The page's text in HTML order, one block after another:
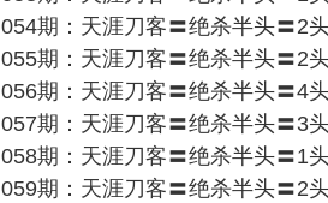
054期：天涯刀客〓绝杀半头〓2
055期：天涯刀客〓绝杀半头〓2
056期：天涯刀客〓绝杀半头〓4
057期：天涯刀客〓绝杀半头〓3
058期：天涯刀客〓绝杀半头〓1
059期：天涯刀客〓绝杀半头〓2